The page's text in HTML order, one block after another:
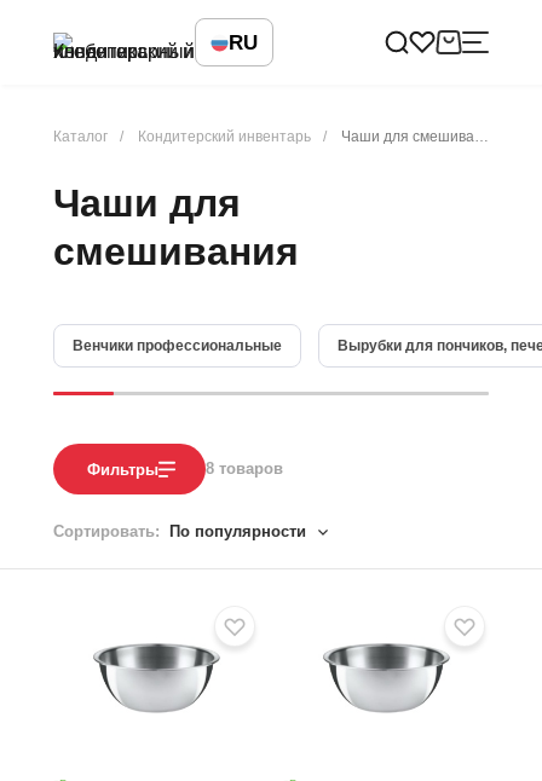
RU
Каталог Кондитерский инвентарь Чаши для смешивания
Чаши для
смешивания
Венчики профессиональные Вырубки для пончиков,
Фильтры 8 товаров
Сортировать: По популярности